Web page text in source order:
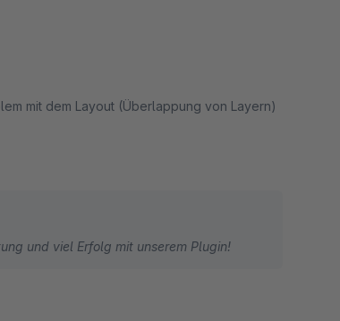
mit dem Layout (Überlappung von Layern)
und viel Erfolg mit unserem Plugin!